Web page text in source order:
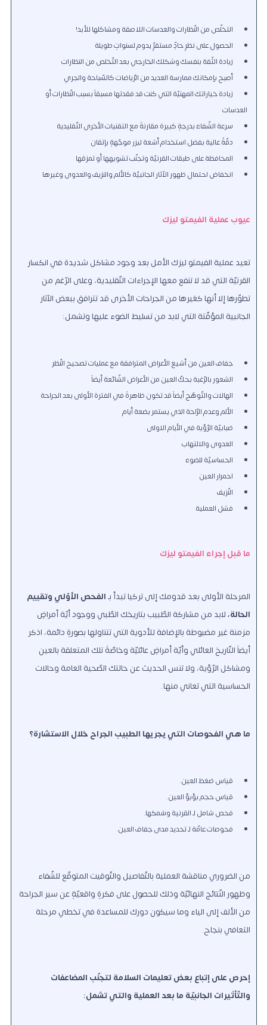
التخلّص من النّظارات والعدسات اللاصقة ومشاكلها للأبد!
الحصول على نظرٍ حادٍّ مستقرٍّ يدوم لسنواتٍ طويلة
زيادة الثّقة بنفسك وشكلك الخارجي بعد التّخلص من النظارات
أصبح بإمكانك ممارسة العديد من الرّياضات كالسّباحة والجري
زيادة خياراتك المهنيّة التي كنت قد فقدتها مسبقاً بسبب النّظارات أو
العدسات
سرعة الشّفاء بدرجةٍ كبيرة مقارنةً مع التقنيات الأخرى التّقليدية
دقّةٌ عالية بفضل استخدام أشعة ليزر موجّهةٍ بإتقان
المحافظة على طبقات القرنيّة وتجنّب تشويهها أو تمزقها
انخفاض احتمال ظهور الآثار الجانبيّة كالألم والنزيف والعدوى وغيرها
عيوب عملية الفيمتو ليزك
تعيد عملية الفيمتو ليزك الأمل بعد وجود مشاكل شديدة في انكسار
القرنيّة التي قد لا تنفع معها الإجراءات التّقليدية، وعلى الرّغم من
تطوّرها إلا أنها كغيرها من الجراحات الأخرى قد تترافق ببعض الآثار
الجانبية المؤقّتة التي لابد من تسليط الضوء عليها وتشمل:
جفاف العين من أشيع الأعراض المترافقة مع عمليات تصحيح النّظر
الشعور بالرّغبة بحكّ العين من الأعراض الشّائعة أيضاً
الهالات والتّوهّج أيضاً قد تكون ظاهرةً في الفترة الأولى بعد الجراحة
الألم وعدم الرّاحة الذي يستمر بضعة أيام
ضبابيّة الرّؤية في الأيام الاولى
العدوى والالتهاب
الحساسيّة للضوء
احمرار العين
النّزيف
فشل العملية
ما قبل إجراء الفيمتو ليزك
المرحلة الأولى بعد قدومك إلى تركيا تبدأ بـالفحص الأوّلي وتقييم
الحالة،لابد من مشاركة الطّبيب بتاريخك الطّبي ووجود أيّة أمراضٍ
مزمنة غير مضبوطة بالإضافة للأدوية التي تتناولها بصورةٍ دائمة، اذكر
أيضاً التّاريخ العائلي وأيّة أمراضٍ عائليّة وخاصّةً تلك المتعلقة بالعين
ومشاكل الرّؤية، ولا تنس الحديث عن حالتك الصّحية العامة وحالات
الحساسية التي تعاني منها.
ما هي الفحوصات التي يجريها الطبيب الجراح خلال الاستشارة؟
قياس ضغط العين.
قياس حجم بؤبؤ العين.
فحص شامل لـ القرنية وسُمكها.
فحوصات عامّة لـ تحديد مدى جفاف العين.
من الضروري مناقشة العملية بالتّفاصيل والتّوقيت المتوقّع للشّفاء
وظهور النّتائج النهائيّة وذلك للحصول على فكرةٍ واقعيّةٍ عن سير الجراحة
من الألف إلى الياء وما سيكون دورك للمساعدة في تخطي مرحلة
التعافي بنجاح.
إحرص على إتباع بعض تعليمات السلامة لتجنّب المضاعفات
والتّأثيرات الجانبيّة ما بعد العملية والتي تشمل: